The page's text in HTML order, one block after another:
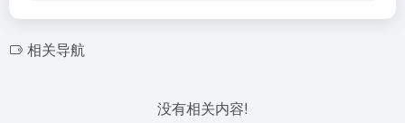
相关导航
没有相关内容!